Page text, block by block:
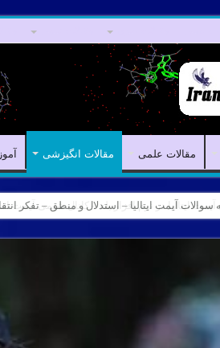
مقالات علمی مقالات انگیزشی
آیمت ایتالیا در نرم افزار بله – کانال شیمی آیمت